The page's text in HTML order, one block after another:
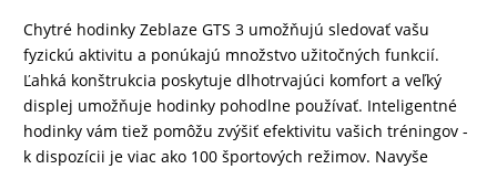
DRONY
DOM,
DIELŇA
Chytré hodinky Zeblaze GTS 3 umožňujú sledovať vašu
fyzickú aktivitu a ponúkajú množstvo užitočných funkcií.
Ľahká konštrukcia poskytuje dlhotrvajúci komfort a veľký
displej umožňuje hodinky pohodlne používať. Inteligentné
hodinky vám tiež pomôžu zvýšiť efektivitu vašich tréningov -
k dispozícii je viac ako 100 športových režimov. Navyše